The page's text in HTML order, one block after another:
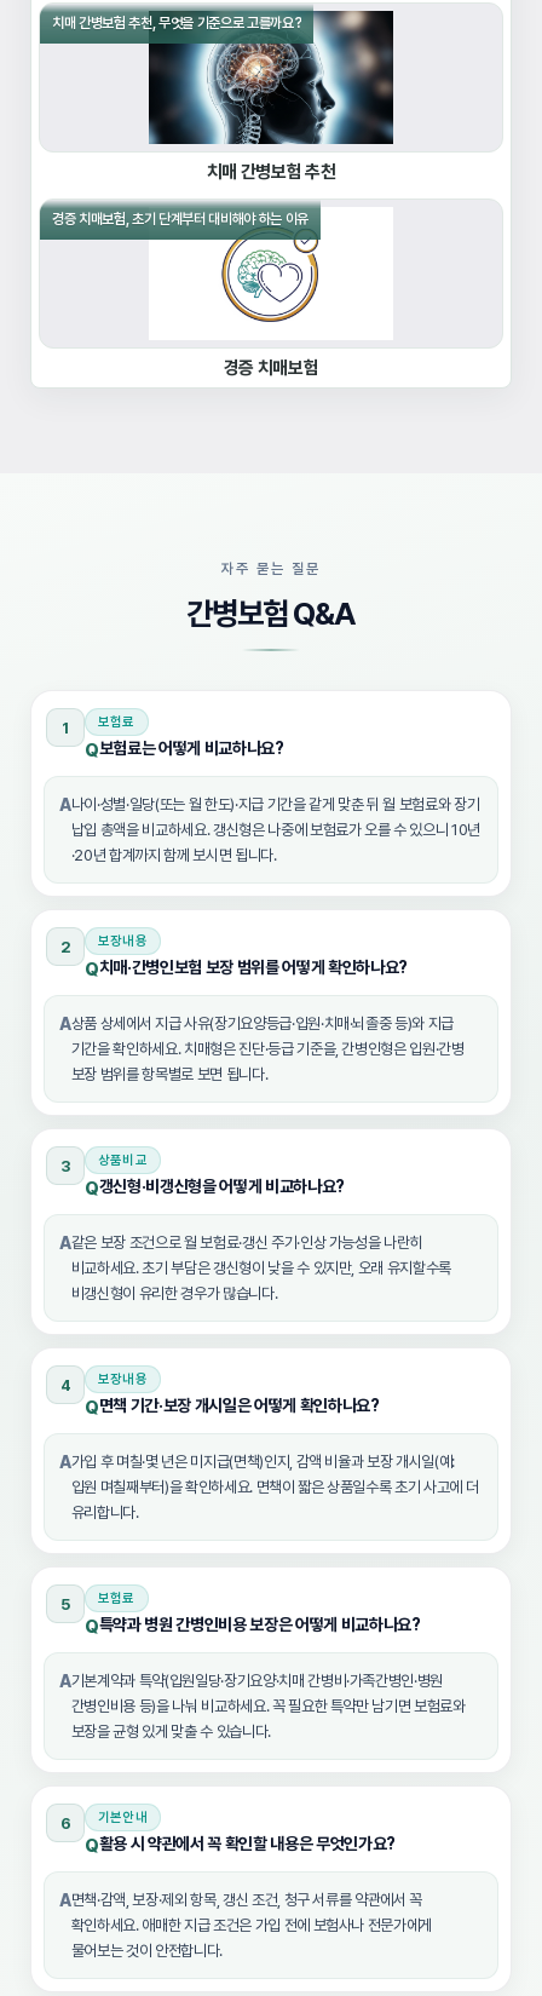
치매 간병보험 추천, 무엇을 기준으로 고를까요?
치매 간병보험 추천
경증 치매보험, 초기 단계부터 대비해야 하는 이유
경증 치매보험
자주 묻는 질문
간병보험 Q&A
1 보험료
Q보험료는 어떻게 비교하나요?
A나이·성별·일당(또는 월 한도)·지급 기간을 같게 맞춘 뒤 월 보험료와 장기
납입 총액을 비교하세요. 갱신형은 나중에 보험료가 오를 수 있으니 10년
·20년 합계까지 함께 보시면 됩니다.
2 보장내용
Q치매·간병인보험 보장 범위를 어떻게 확인하나요?
A상품 상세에서 지급 사유(장기요양등급·입원·치매·뇌졸중 등)와 지급
기간을 확인하세요. 치매형은 진단·등급 기준을, 간병인형은 입원·간병
보장 범위를 항목별로 보면 됩니다.
3 상품비교
Q갱신형·비갱신형을 어떻게 비교하나요?
A같은 보장 조건으로 월 보험료·갱신 주기·인상 가능성을 나란히
비교하세요. 초기 부담은 갱신형이 낮을 수 있지만, 오래 유지할수록
비갱신형이 유리한 경우가 많습니다.
4 보장내용
Q면책 기간·보장 개시일은 어떻게 확인하나요?
A가입 후 며칠·몇 년은 미지급(면책)인지, 감액 비율과 보장 개시일(예:
입원 며칠째부터)을 확인하세요. 면책이 짧은 상품일수록 초기 사고에 더
유리합니다.
5 보험료
Q특약과 병원 간병인비용 보장은 어떻게 비교하나요?
A기본계약과 특약(입원일당·장기요양·치매 간병비·가족간병인·병원
간병인비용 등)을 나눠 비교하세요. 꼭 필요한 특약만 남기면 보험료와
보장을 균형 있게 맞출 수 있습니다.
6 기본안내
Q활용 시 약관에서 꼭 확인할 내용은 무엇인가요?
A면책·감액, 보장·제외 항목, 갱신 조건, 청구 서류를 약관에서 꼭
확인하세요. 애매한 지급 조건은 가입 전에 보험사나 전문가에게
물어보는 것이 안전합니다.